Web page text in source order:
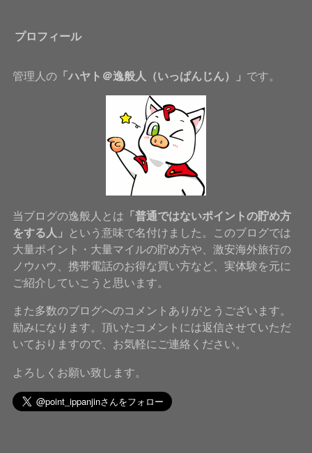
プロフィール
管理人の「ハヤト＠逸般人（いっぱんじん）」 です。
当ブログの逸般人とは 「普通ではないポイントの貯め方
をする人」
という意味で名付けました。このブログでは
大量ポイント・大量マイルの貯め方や、激安海外旅行の
ノウハウ、携帯電話のお得な買い方など、実体験を元に
ご紹介していこうと思います。
また多数のブログへのコメントありがとうございます。
励みになります。頂いたコメントには返信させていただ
いておりますので、お気軽にご連絡ください。
よろしくお願い致します。